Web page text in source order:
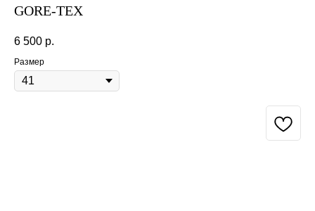
GORE-TEX
6 500 р.
Размер